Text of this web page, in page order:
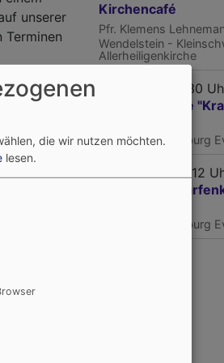
unserer
Terminen
Medien ist
Wir
wird, ist
Kirchencafé
Pfr. Klemens
Wendelstein -
Allerheiligenkirche
Mi, 19.8. 10-11:30
Krabbelgruppe
Nürnberg - Kornburg
Mi, 19.8. 10:30-12
Kornburger
Nürnberg - Kornburg
die wir nutzen möchten.
lesen.